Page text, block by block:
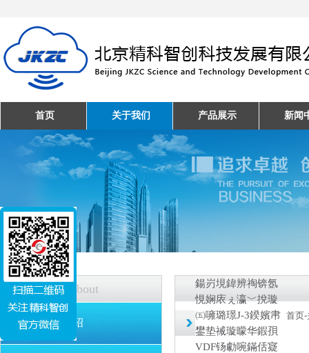
首页 关于我们 产品展示 新闻
关于我们 About
公司介绍
鍚岃垷鍏辨祹锛氬
悓娴庡ぇ瀛﹀挩璇
㈤噰璐璟J-3鍨嬪帇
鐢垫祴璇曚华鍜孭
VDF钖勮啘鏋佸寲
首页-